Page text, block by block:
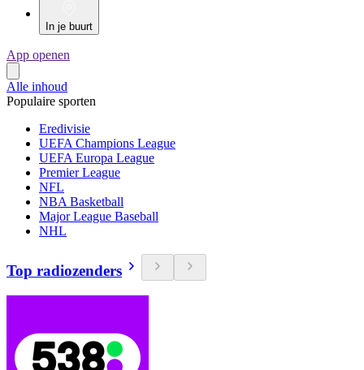
In je buurt
App openen
Alle inhoud
Populaire sporten
Eredivisie
UEFA Champions League
UEFA Europa League
Premier League
NFL
NBA Basketball
Major League Baseball
NHL
Top radiozenders